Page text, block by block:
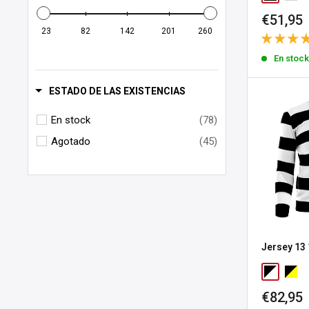
23 82 142 201 260
ESTADO DE LAS EXISTENCIAS
En stock
(78)
Agotado
(45)
Precio
de
venta
€51,95
En stock
Jersey 13
Precio
€82,95